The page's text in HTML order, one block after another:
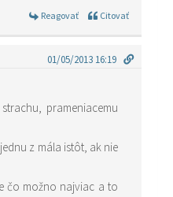
Reagovať Citovať
01/05/2013 16:19
prameniacemu
z mála istôt, ak nie
čo možno najviac a to